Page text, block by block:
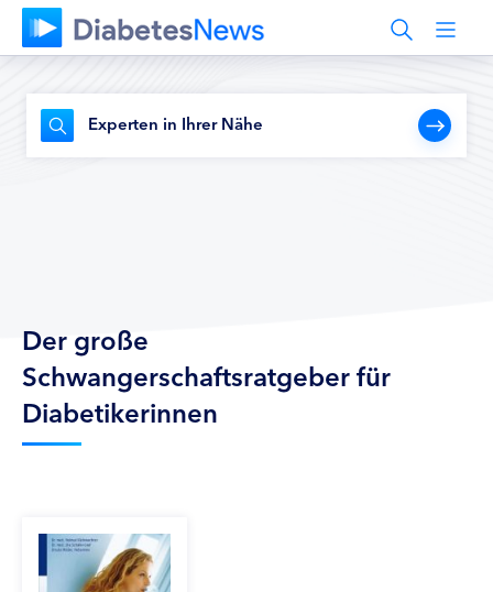
Experten in Ihrer Nähe
Der große
Schwangerschaftsratgeber für
Diabetikerinnen